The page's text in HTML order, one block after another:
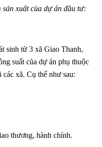
sản xuất của dự án đầu tư:
sinh từ 3 xã Giao Thanh,
suất của dự án phụ thuộc
xã. Cụ thể như sau:
thương, hành chính.